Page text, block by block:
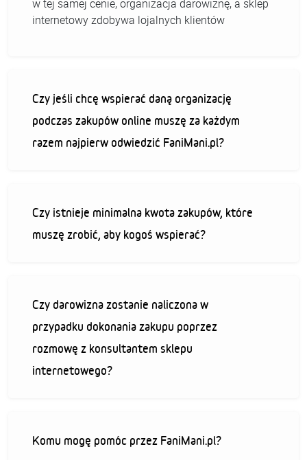
w tej samej cenie, organizacja darowiznę, a sklep
internetowy zdobywa lojalnych klientów
Czy jeśli chcę wspierać daną organizację
podczas zakupów online muszę za każdym
razem najpierw odwiedzić FaniMani.pl?
Czy istnieje minimalna kwota zakupów, które
muszę zrobić, aby kogoś wspierać?
Czy darowizna zostanie naliczona w
przypadku dokonania zakupu poprzez
rozmowę z konsultantem sklepu
internetowego?
Komu mogę pomóc przez FaniMani.pl?